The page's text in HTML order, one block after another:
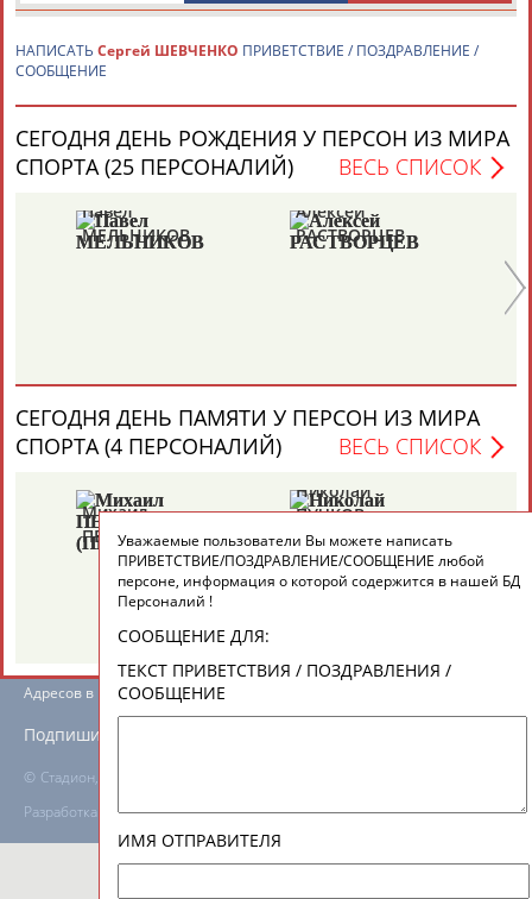
Рамазан
АБДУЛАЕВ
Тагир
АБДУЛАЕВ
Камиль
АБДУЛАЗИЗОВ
Загалав
АБДУЛБЕКОВ
Камалудин
Абдула
Магомед
Назир
ТАБЛО АКТИВНОСТИ
ЦЕЛИ ПРОЕКТА
Вопросы сотрудничества и совместной деятельности
© Стадион, 1998-2026
Разработка и поддержка ООО НАИТ «Стадион»
Адресов в новостной рассылке: 996
Подпишись
НАПИСАТЬ Сергей ШЕВЧЕНКО ПРИВЕТСТВИЕ / ПОЗДРАВЛЕНИЕ /
СООБЩЕНИЕ
СЕГОДНЯ ДЕНЬ РОЖДЕНИЯ У ПЕРСОН ИЗ МИРА
СПОРТА (25 ПЕРСОНАЛИЙ)
ВЕСЬ СПИСОК
Павел
МЕЛЬНИКОВ
Алексей
РАСТВОРЦЕВ
СЕГОДНЯ ДЕНЬ ПАМЯТИ У ПЕРСОН ИЗ МИРА
СПОРТА (4 ПЕРСОНАЛИЙ)
ВЕСЬ СПИСОК
Михаил
ПЕРЕЛЬМАН
(ПЕРЛЬМАН)
Николай
ПУЧКОВ
Уважаемые пользователи Вы можете написать
ПРИВЕТСТВИЕ/ПОЗДРАВЛЕНИЕ/СООБЩЕНИЕ любой
персоне, информация о которой содержится в нашей БД
Персоналий !
СООБЩЕНИЕ ДЛЯ:
ТЕКСТ ПРИВЕТСТВИЯ / ПОЗДРАВЛЕНИЯ /
СООБЩЕНИЕ
ИМЯ ОТПРАВИТЕЛЯ